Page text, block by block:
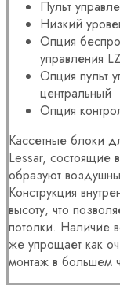
Пульт
Низкий
Опция
управления
Опция пульт
центральный
Опция
Кассетные блоки
Lessar, состоящие
образуют
Конструкция
высоту, что
потолки. Наличие
же упрощает как
монтаж в большем